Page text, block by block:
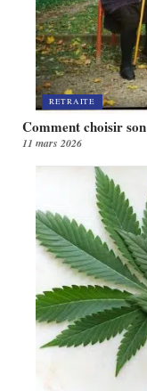
RETRAITE
Comment choisir
11 mars 2026